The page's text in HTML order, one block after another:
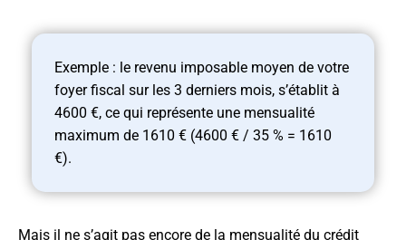
Exemple : le revenu imposable moyen de votre
foyer fiscal sur les 3 derniers mois, s’établit à
4600 €, ce qui représente une mensualité
maximum de 1610 € (4600 € / 35 % = 1610
€).
Mais il ne s’agit pas encore de la mensualité du crédit